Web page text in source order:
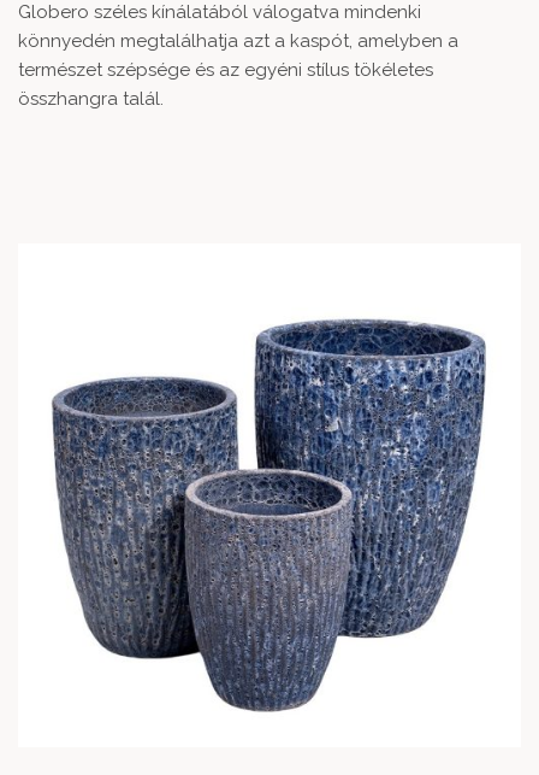
Globero széles kínálatából válogatva mindenki
könnyedén megtalálhatja azt a kaspót, amelyben a
természet szépsége és az egyéni stílus tökéletes
összhangra talál.